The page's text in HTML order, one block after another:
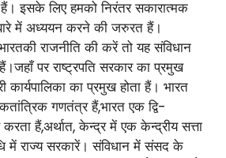
इसके लिए हमको निरंतर सकारात्मक
में अध्ययन करने की जरुरत हैं।
राजनीति की करें तो यह संविधान
पर राष्ट्रपति सरकार का प्रमुख
कार्यपालिका का प्रमुख होता हैं। भारत
गणतंत्र हैं,भारत एक द्वि-
हैं,अर्थात, केन्द्र में एक केन्द्रीय सत्ता
में राज्य सरकारें। संविधान में संसद के